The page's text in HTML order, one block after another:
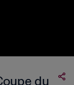
du